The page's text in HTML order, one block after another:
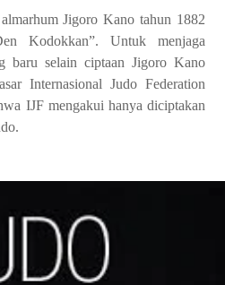
Jigoro Kano tahun 1882
Kodokkan”. Untuk menjaga
baru selain ciptaan Jigoro Kano
Internasional Judo Federation
IJF mengakui hanya diciptakan